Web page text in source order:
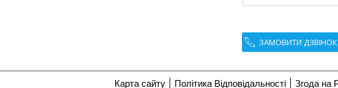
ЗАМОВИТИ ДЗВІНОК
Карта сайту Політика Відповідальності Згода на